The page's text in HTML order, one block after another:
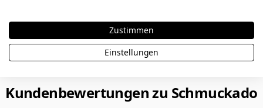
★★★★★
Kundenbewertungen zu Schmuckado
Zustimmen
Einstellungen